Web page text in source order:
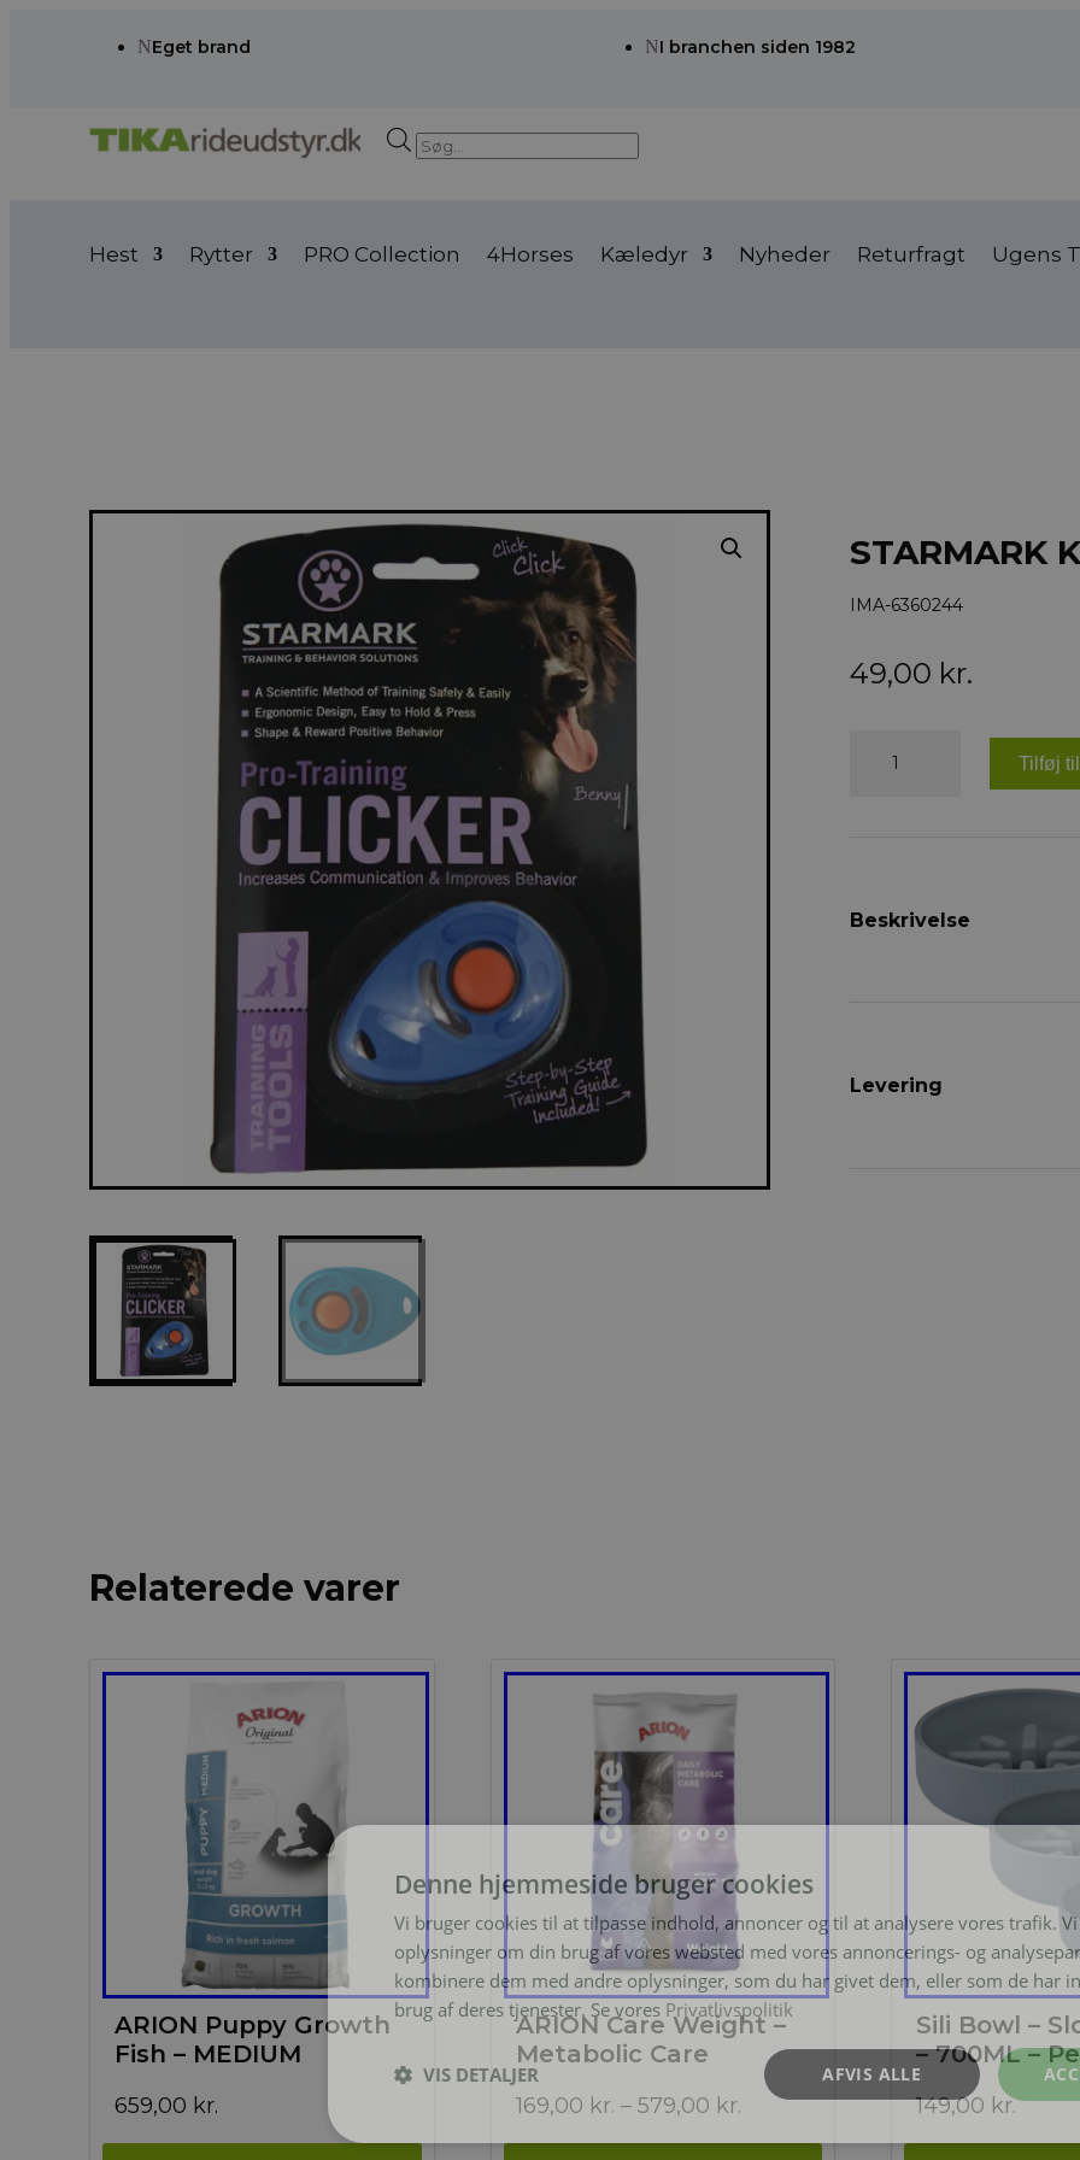
NEget brand NI branchen siden 1982
Products
search
Hest Rytter PRO Collection 4Horses Kæledyr Nyheder Returfragt Ugens
STARMARK
IMA-6360244
49,00 kr.
Klicker
Tilføj
Beskrivelse
Levering
Relaterede varer
ARION Puppy Growth
Fish – MEDIUM
659,00 kr.
ARION Care Weight –
Metabolic Care
169,00 kr. – 579,00 kr.Prisinterval:
Sili Bowl –
– 700ML –
149,00 kr.
Denne hjemmeside bruger cookies
Vi bruger cookies til at tilpasse indhold, annoncer og til at analysere vores trafik.
oplysninger om din brug af vores websted med vores annoncerings- og
kombinere dem med andre oplysninger, som du har givet dem, eller som de har
brug af deres tjenester. Se vores Privatlivspolitik
AFVIS ALLE
VIS DETALJER